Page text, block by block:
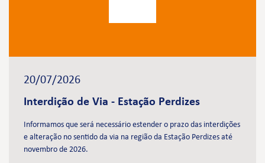
20/07/2026
Interdição de Via - Estação Perdizes
Informamos que será necessário estender o prazo das interdições
e alteração no sentido da via na região da Estação Perdizes até
novembro de 2026.